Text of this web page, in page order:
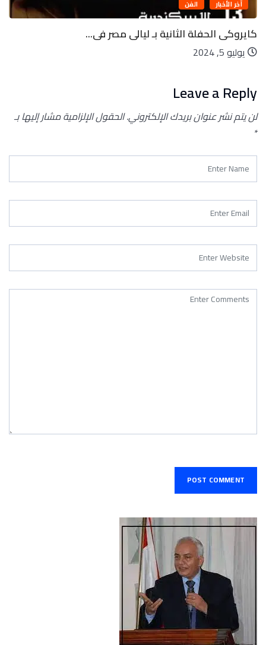
آخر الأخبار الفن
كايروكى الحفلة الثانية بـ ليالى مصر فى...
يوليو 5, 2024
Leave a Reply
لن يتم نشر عنوان بريدك الإلكتروني.الحقول الإلزامية مشار إليها بـ
*